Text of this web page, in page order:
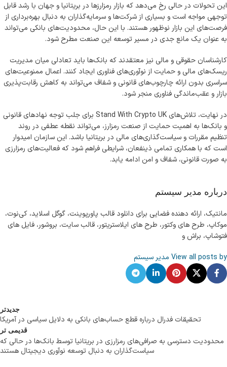
این تحولات در حالی رخ می‌دهد که بازار رمزارزها در بریتانیا و جهان با رشد قابل
توجهی مواجه است و بسیاری از شرکت‌ها و سرمایه‌گذاران به دنبال بهره‌برداری از
فرصت‌های این بازار نوظهور هستند. با این حال، محدودیت‌های بانکی می‌تواند
به عنوان یک مانع جدی در مسیر توسعه این صنعت مطرح شود.
کارشناسان حقوقی و مالی نیز معتقدند که بانک‌ها باید تعادلی میان مدیریت
ریسک‌های مالی و حمایت از نوآوری‌های فناوری ایجاد کنند. اعمال ممنوعیت‌های
سراسری بدون ارائه چارچوب‌های قانونی و شفاف می‌تواند به کاهش رقابت‌پذیری
بازار و عقب‌ماندگی فناوری منجر شود.
در نهایت، تلاش‌های Stand With Crypto UK برای جلب توجه نهادهای قانونی
و بانک‌ها به اهمیت حمایت از صنعت رمزارز، می‌تواند نقطه عطفی در روند
تنظیم مقررات و سیاست‌گذاری‌های مالی در بریتانیا باشد. این سازمان امیدوار
است که با همکاری تمامی ذینفعان، شرایطی فراهم شود که فعالیت‌های رمزارزی
به صورت قانونی، شفاف و امن ادامه یابد.
درباره مدیر سیستم
مانتیک، ارائه دهنده فضایی برای دانلود قالب پاورپوینت، گوگل اسلاید، کی‌نوت،
موکاپ، طرح های وکتور، طرح های ایلاستریتور، قالب سایت، بروشور، فایل های
فتوشاپ، براش و
View all posts by مدیر سیستم
جدیدتر
تحقیقات فدرال درباره قطع حساب‌های بانکی به دلایل سیاسی در آمریکا
قدیمی تر
محدودیت دسترسی به صرافی‌های رمزارزی در بریتانیا توسط بانک‌ها در حالی که
سیاست‌گذاران به دنبال توسعه نوآوری دیجیتال هستند